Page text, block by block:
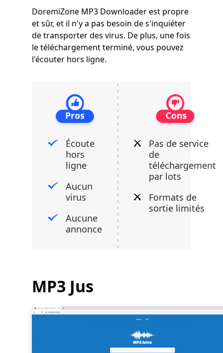
DoremiZone MP3 Downloader est propre
et sûr, et il n'y a pas besoin de s'inquiéter
de transporter des virus. De plus, une fois
le téléchargement terminé, vous pouvez
l'écouter hors ligne.
Écoute
hors
ligne
Aucun
virus
Aucune
annonce
Pas de service
de
téléchargement
par lots
Formats de
sortie limités
MP3 Jus